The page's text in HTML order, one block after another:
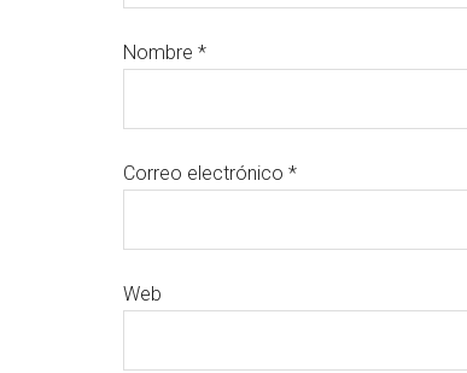
Nombre *
Correo electrónico *
Web